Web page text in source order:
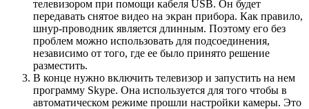
телевизором при помощи кабеля USB. Он будет
передавать снятое видео на экран прибора. Как правило,
шнур-проводник является длинным. Поэтому его без
проблем можно использовать для подсоединения,
независимо от того, где ее было принято решение
разместить.
В конце нужно включить телевизор и запустить на нем
программу Skype. Она используется для того чтобы в
автоматическом режиме прошли настройки камеры. Это